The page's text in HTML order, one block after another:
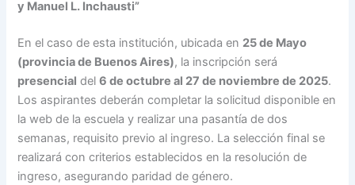
y Manuel L. Inchausti”
En el caso de esta institución, ubicada en 25 de Mayo
(provincia de Buenos Aires), la inscripción será
presencial del6 de octubre al 27 de noviembre de 2025.
Los aspirantes deberán completar la solicitud disponible en
la web de la escuela y realizar una pasantía de dos
semanas, requisito previo al ingreso. La selección final se
realizará con criterios establecidos en la resolución de
ingreso, asegurando paridad de género.